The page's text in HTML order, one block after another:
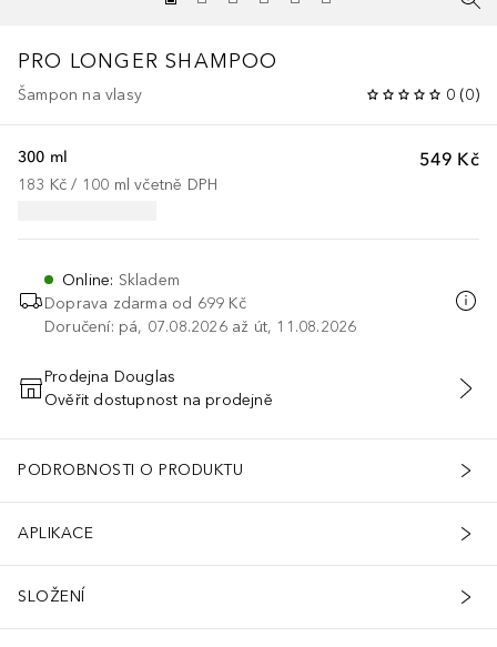
PRO LONGER SHAMPOO
Šampon na vlasy 0 (0)
549 Kč
300 ml
183 Kč / 100 ml včetně DPH
Online: Skladem
Doprava zdarma od 699 Kč
Doručení: pá, 07.08.2026 až út, 11.08.2026
PŘIDAT DO KOŠÍKU
Prodejna Douglas
Ověřit dostupnost na prodejně
PODROBNOSTI O PRODUKTU
APLIKACE
SLOŽENÍ